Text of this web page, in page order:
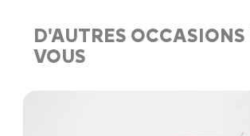
D'AUTRES OCCASIONS
VOUS